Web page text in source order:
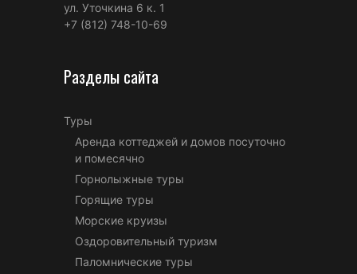
ул. Уточкина 6 к. 1
+7 (812) 748-10-69
Разделы сайта
Туры
Аренда коттеджей и домов посуточно
и помесячно
Горнолыжные туры
Горящие туры
Морские круизы
Оздоровительный туризм
Паломнические туры